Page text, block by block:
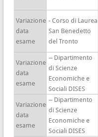
Variazione
data
esame
- Corso di Laurea
San Benedetto
del Tronto
Variazione
data
esame
-- Dipartimento
di Scienze
Economiche e
Sociali DISES
Variazione
data
esame
-- Dipartimento
di Scienze
Economiche e
Sociali DISES